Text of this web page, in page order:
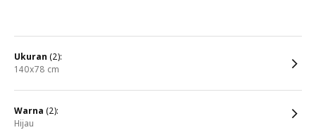
ukuran (2):
140x78 cm
warna (2):
hijau